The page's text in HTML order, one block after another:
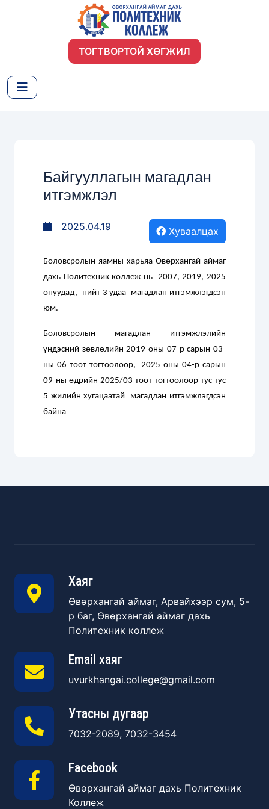
ТОГТВОРТОЙ ХӨГЖИЛ
Байгууллагын магадлан
итгэмжлэл
2025.04.19 Хуваалцах
Боловсролын яамны харьяа Өвөрхангай аймаг
дахь Политехник коллеж нь 2007, 2019, 2025
онуудад, нийт 3 удаа магадлан итгэмжлэгдсэн
юм.
Боловсролын магадлан итгэмжлэлийн
үндэсний зөвлөлийн 2019 оны 07-р сарын 03-
ны 06 тоот тогтоолоор, 2025 оны 04-р сарын
09-ны өдрийн 2025/03 тоот тогтоолоор тус тус
5 жилийн хугацаатай магадлан итгэмжлэгдсэн
байна
Хаяг
Өвөрхангай аймаг, Арвайхээр сум, 5-
р баг, Өвөрхангай аймаг дахь
Политехник коллеж
Email хаяг
uvurkhangai.college@gmail.com
Утасны дугаар
7032-2089, 7032-3454
Facebook
Өвөрхангай аймаг дахь Политехник
Коллеж